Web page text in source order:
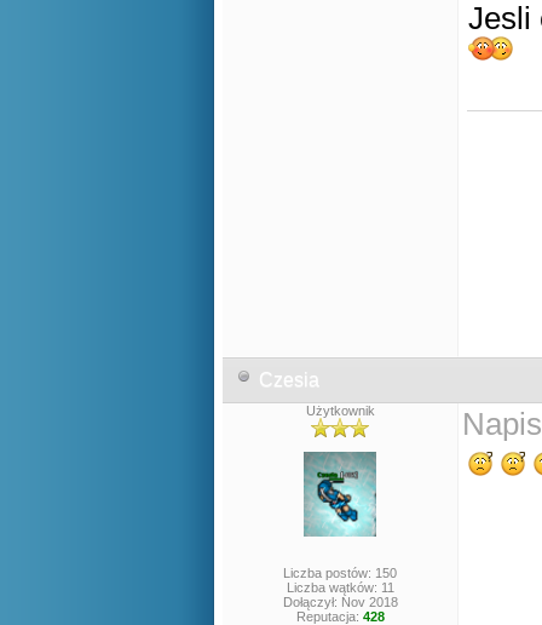
Jesli
Czesia
Użytkownik
Liczba postów: 150
Liczba wątków: 11
Dołączył: Nov 2018
Reputacja: 428